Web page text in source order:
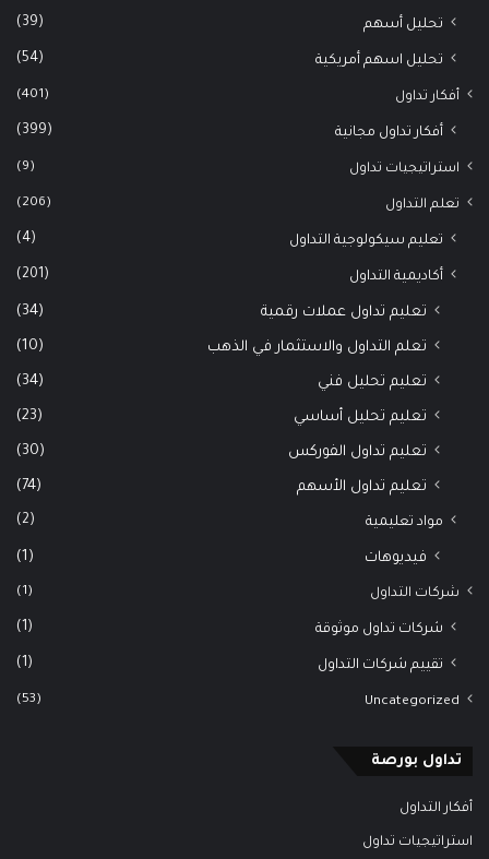
تحليل أسهم (39)
تحليل اسهم أمريكية (54)
أفكار تداول (401)
أفكار تداول مجانية (399)
استراتيجيات تداول (9)
تعلم التداول (206)
تعليم سيكولوجية التداول (4)
أكاديمية التداول (201)
تعليم تداول عملات رقمية (34)
تعلم التداول والاستثمار في الذهب (10)
تعليم تحليل فني (34)
تعليم تحليل أساسي (23)
تعليم تداول الفوركس (30)
تعليم تداول الأسهم (74)
مواد تعليمية (2)
فيديوهات (1)
شركات التداول (1)
شركات تداول موثوقة (1)
تقييم شركات التداول (1)
Uncategorized
(53)
تداول بورصة
أفكار التداول
استراتيجيات تداول